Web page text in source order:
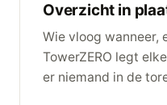
Overzicht in
Wie vloog wanneer,
TowerZERO legt
er niemand in de